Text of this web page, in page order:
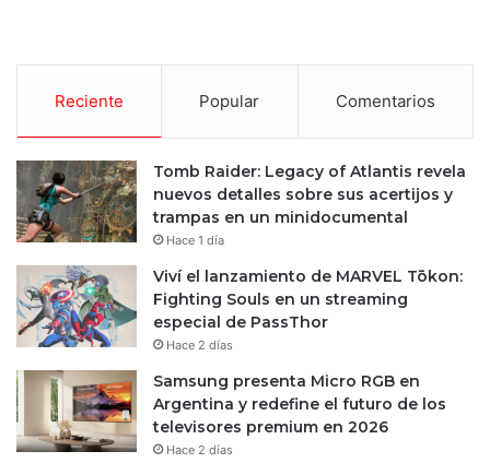
Reciente Popular Comentarios
Tomb Raider: Legacy of Atlantis revela
nuevos detalles sobre sus acertijos y
trampas en un minidocumental
Hace 1 día
Viví el lanzamiento de MARVEL Tōkon:
Fighting Souls en un streaming
especial de PassThor
Hace 2 días
Samsung presenta Micro RGB en
Argentina y redefine el futuro de los
televisores premium en 2026
Hace 2 días